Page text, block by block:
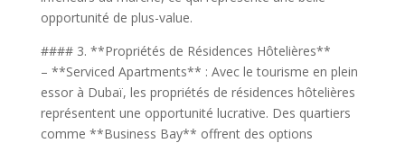
opportunité de plus-value.
#### 3. **Propriétés de Résidences Hôtelières**
– **Serviced Apartments** : Avec le tourisme en plein
essor à Dubaï, les propriétés de résidences hôtelières
représentent une opportunité lucrative. Des quartiers
comme **Business Bay** offrent des options